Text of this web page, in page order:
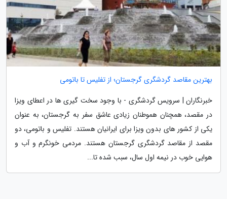
بهترین مقاصد گردشگری گرجستان؛ از تفلیس تا باتومی
خبرنگاران | سرویس گردشگری - با وجود سخت گیری ها در اعطای ویزا
در مقصد، همچنان هموطنان زیادی عاشق سفر به گرجستان، به عنوان
یکی از کشور های بدون ویزا برای ایرانیان هستند. تفلیس و باتومی، دو
مقصد از مقاصد گردشگری گرجستان هستند. مردمی خونگرم و آب و
هوایی خوب در نیمه اول سال، سبب شده تا...